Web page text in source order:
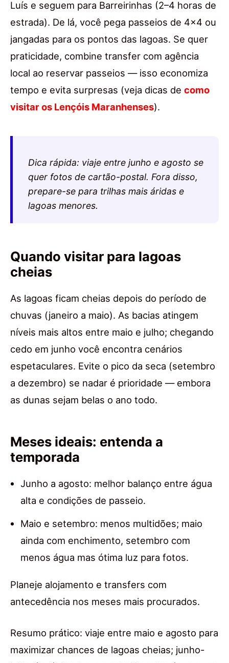
Luís e seguem para Barreirinhas (2–4 horas de
estrada). De lá, você pega passeios de 4×4 ou
jangadas para os pontos das lagoas. Se quer
praticidade, combine transfer com agência
local ao reservar passeios — isso economiza
tempo e evita surpresas (veja dicas de como
visitar os Lençóis Maranhenses).
Dica rápida: viaje entre junho e agosto se
quer fotos de cartão-postal. Fora disso,
prepare-se para trilhas mais áridas e
lagoas menores.
Quando visitar para lagoas
cheias
As lagoas ficam cheias depois do período de
chuvas (janeiro a maio). As bacias atingem
níveis mais altos entre maio e julho; chegando
cedo em junho você encontra cenários
espetaculares. Evite o pico da seca (setembro
a dezembro) se nadar é prioridade — embora
as dunas sejam belas o ano todo.
Meses ideais: entenda a
temporada
Junho a agosto: melhor balanço entre água
alta e condições de passeio.
Maio e setembro: menos multidões; maio
ainda com enchimento, setembro com
menos água mas ótima luz para fotos.
Planeje alojamento e transfers com
antecedência nos meses mais procurados.
Resumo prático: viaje entre maio e agosto para
maximizar chances de lagoas cheias; junho-